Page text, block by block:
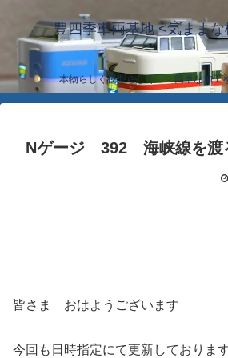
豊四季車両基地 <気まま
本物らしく模型らしく… 簡単な加工
Nゲージ 392 海峡線を渡
皆さま おはようございます
今回も日時指定にて更新しております